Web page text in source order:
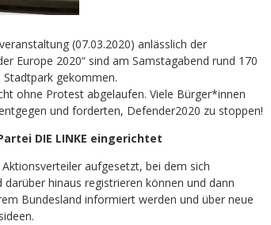
(07.03.2020) anlässlich der
Europe 2020“ sind am Samstagabend rund 170
gekommen.
ohne Protest abgelaufen. Viele Bürger*innen
und forderten, Defender2020 zu stoppen!
DIE LINKE eingerichtet
aufgesetzt, bei dem sich
hinaus registrieren können und dann
Bundesland informiert werden und über neue